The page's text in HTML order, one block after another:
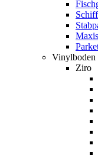
Vinylboden
Ziro